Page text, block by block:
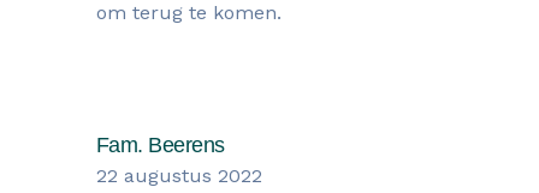
om terug te komen.
Fam. Beerens
22 augustus 2022